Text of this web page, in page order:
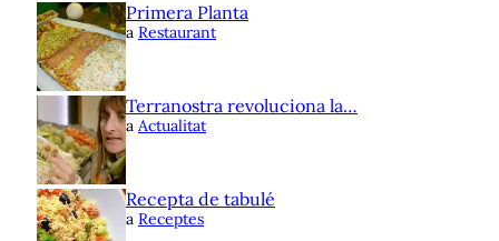
Primera Planta
a Restaurant
Terranostra revoluciona la…
a Actualitat
Recepta de tabulé
a Receptes